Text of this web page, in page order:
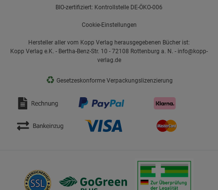
BIO-zertifiziert: Kontrollstelle DE-ÖKO-006
Cookie-Einstellungen
Hersteller aller vom Kopp Verlag herausgegebenen Bücher ist:
Kopp Verlag e.K. - Bertha-Benz-Str. 10 - 72108 Rottenburg a. N. - info@kopp-
verlag.de
♻ Gesetzeskonforme Verpackungslizenzierung